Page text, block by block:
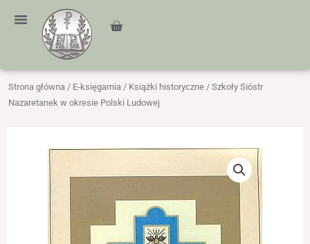
treści
Cart
Strona główna / E-księgarnia / Książki historyczne / Szkoły Sióstr
Nazaretanek w okresie Polski Ludowej